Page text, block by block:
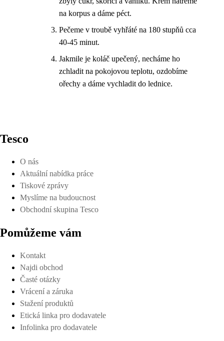
na korpus a dáme péct.
Pečeme v troubě vyhřáté na 180 stupňů cca
40-45 minut.
Jakmile je koláč upečený, necháme ho
zchladit na pokojovou teplotu, ozdobíme
ořechy a dáme vychladit do lednice.
Tesco
O nás
Aktuální nabídka práce
Tiskové zprávy
Myslíme na budoucnost
Obchodní skupina Tesco
Pomůžeme vám
Kontakt
Najdi obchod
Časté otázky
Vrácení a záruka
Stažení produktů
Etická linka pro dodavatele
Infolinka pro dodavatele